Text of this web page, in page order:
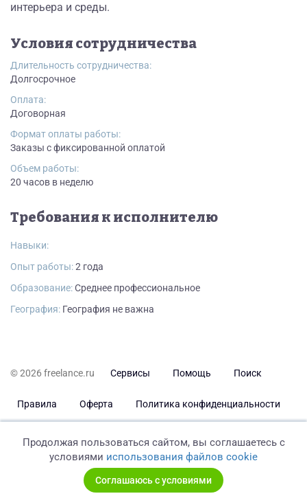
интерьера и среды.
Условия сотрудничества
Длительность сотрудничества:
Долгосрочное
Оплата:
Договорная
Формат оплаты работы:
Заказы с фиксированной оплатой
Объем работы:
20 часов в неделю
Требования к исполнителю
Навыки:
Опыт работы:2 года
Образование:Среднее профессиональное
География: География не важна
© 2026 freelance.ru Сервисы Помощь Поиск
Правила Оферта Политика конфиденциальности
Продолжая пользоваться сайтом, вы соглашаетесь с
условиями использования файлов cookie
Соглашаюсь с условиями